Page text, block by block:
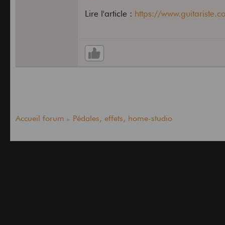
Lire l'article : https://
Accueil forum Pédales, effets, home-studio